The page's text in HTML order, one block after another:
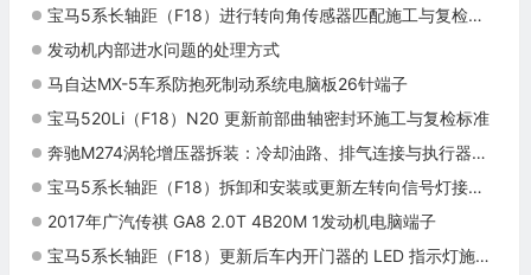
宝马5系长轴距（F18）进行转向角传感器匹配施工与复检标准
发动机内部进水问题的处理方式
马自达MX-5车系防抱死制动系统电脑板26针端子
宝马520Li（F18）N20 更新前部曲轴密封环施工与复检标准
奔驰M274涡轮增压器拆装：冷却油路、排气连接与执行器保护
宝马5系长轴距（F18）拆卸和安装或更新左转向信号灯接头施工与复检标准
2017年广汽传祺 GA8 2.0T 4B20M 1发动机电脑端子
宝马5系长轴距（F18）更新后车内开门器的 LED 指示灯施工与复检标准